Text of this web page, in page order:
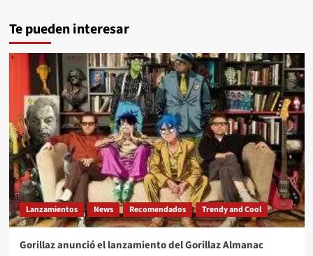
Te pueden interesar
Lanzamientos News Recomendados Trendy and Cool
Gorillaz anunció el lanzamiento del Gorillaz Almanac